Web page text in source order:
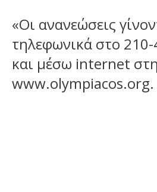
«Οι ανανεώσεις
τηλεφωνικά στο
και μέσω internet
www.olympiacos.org.